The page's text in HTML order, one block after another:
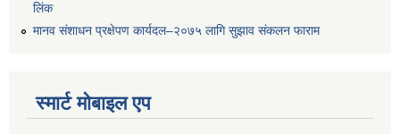
लिंक
मानव संशाधन प्रक्षेपण कार्यदल–२०७५ लागि सुझाव संकलन फाराम
स्मार्ट मोबाइल एप